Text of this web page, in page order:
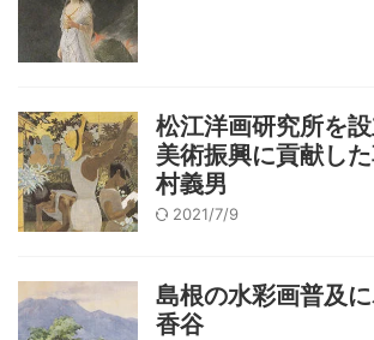
松江洋画研究所を
美術振興に貢献し
村義男
2021/7/9
島根の水彩画普及
香谷